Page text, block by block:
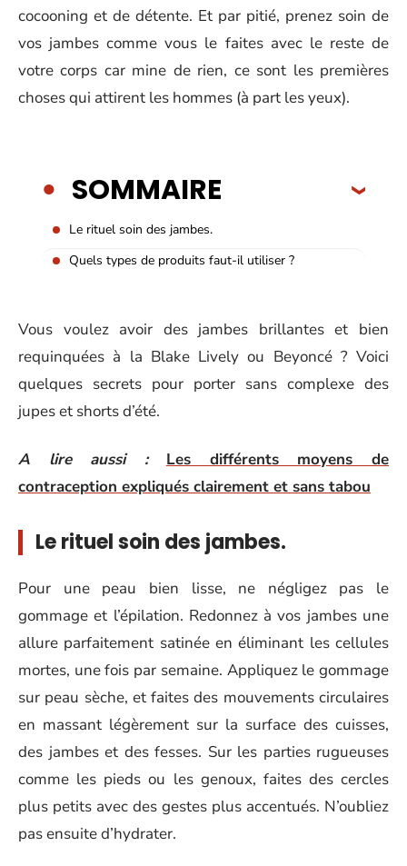
cocooning et de détente. Et par pitié, prenez soin de
vos jambes comme vous le faites avec le reste de
votre corps car mine de rien, ce sont les premières
choses qui attirent les hommes (à part les yeux).
SOMMAIRE
Le rituel soin des jambes.
Quels types de produits faut-il utiliser ?
Vous voulez avoir des jambes brillantes et bien
requinquées à la Blake Lively ou Beyoncé ? Voici
quelques secrets pour porter sans complexe des
jupes et shorts d’été.
A lire aussi :
Les différents moyens de
contraception expliqués clairement et sans tabou
Le rituel soin des jambes.
Pour une peau bien lisse, ne négligez pas le
gommage et l’épilation. Redonnez à vos jambes une
allure parfaitement satinée en éliminant les cellules
mortes, une fois par semaine. Appliquez le gommage
sur peau sèche, et faites des mouvements circulaires
en massant légèrement sur la surface des cuisses,
des jambes et des fesses. Sur les parties rugueuses
comme les pieds ou les genoux, faites des cercles
plus petits avec des gestes plus accentués. N’oubliez
pas ensuite d’hydrater.